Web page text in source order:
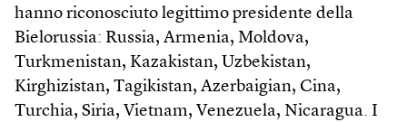
hanno riconosciuto legittimo presidente della
Bielorussia: Russia, Armenia, Moldova,
Turkmenistan, Kazakistan, Uzbekistan,
Kirghizistan, Tagikistan, Azerbaigian, Cina,
Turchia, Siria, Vietnam, Venezuela, Nicaragua. I